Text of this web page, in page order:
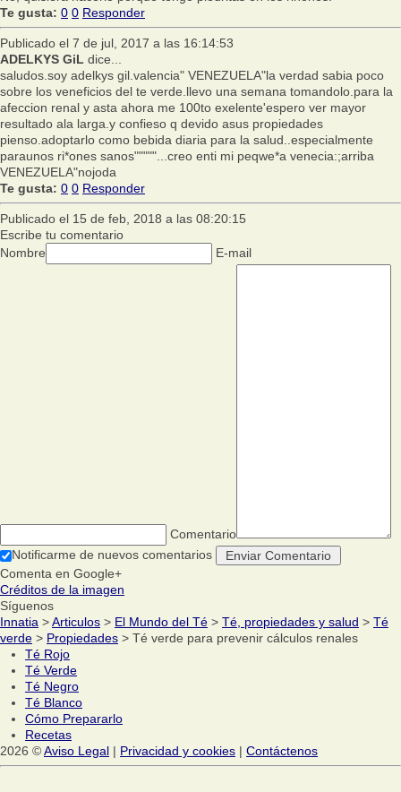
Te gusta: 0 0 Responder
Publicado el 7 de jul, 2017 a las 16:14:53
ADELKYS GiL dice...
saludos.soy adelkys gil.valencia" VENEZUELA"la verdad sabia poco
sobre los veneficios del te verde.llevo una semana tomandolo.para la
afeccion renal y asta ahora me 100to exelente'espero ver mayor
resultado ala larga.y confieso q devido asus propiedades
pienso.adoptarlo como bebida diaria para la salud..especialmente
paraunos ri*ones sanos"""""...creo enti mi peqwe*a venecia:;arriba
VENEZUELA"nojoda
Te gusta: 0 0 Responder
Publicado el 15 de feb, 2018 a las 08:20:15
Escribe tu comentario
Nombre
E-mail
Comentario
Notificarme de nuevos comentarios
Comenta en Google+
Créditos de la imagen
Síguenos
Innatia >Articulos > El Mundo del Té > Té, propiedades y salud > Té
verde > Propiedades > Té verde para prevenir cálculos renales
Té Rojo
Té Verde
Té Negro
Té Blanco
Cómo Prepararlo
Recetas
2026 ©Aviso Legal | Privacidad y cookies | Contáctenos